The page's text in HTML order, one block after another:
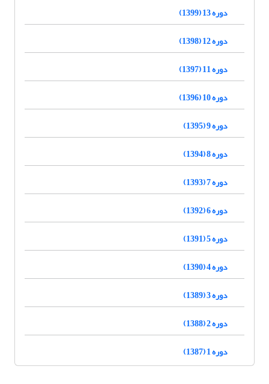
دوره 13 (1399)
دوره 12 (1398)
دوره 11 (1397)
دوره 10 (1396)
دوره 9 (1395)
دوره 8 (1394)
دوره 7 (1393)
دوره 6 (1392)
دوره 5 (1391)
دوره 4 (1390)
دوره 3 (1389)
دوره 2 (1388)
دوره 1 (1387)